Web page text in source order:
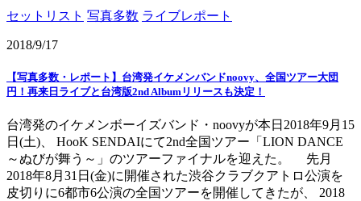
セットリスト 写真多数 ライブレポート
2018/9/17
【写真多数・レポート】台湾発イケメンバンドnoovy、全国ツアー大団
円！再来日ライブと台湾版2nd Albumリリースも決定！
台湾発のイケメンボーイズバンド・noovyが本日2018年9月15
日(土)、 HooK SENDAIにて2nd全国ツアー「LION DANCE
～ぬびが舞う～」のツアーファイナルを迎えた。 先月
2018年8月31日(金)に開催された渋谷クラブクアトロ公演を
皮切りに6都市6公演の全国ツアーを開催してきたが、 2018